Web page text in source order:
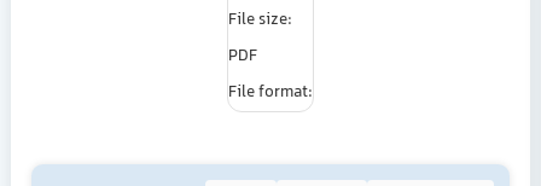
File size:
PDF
File format: